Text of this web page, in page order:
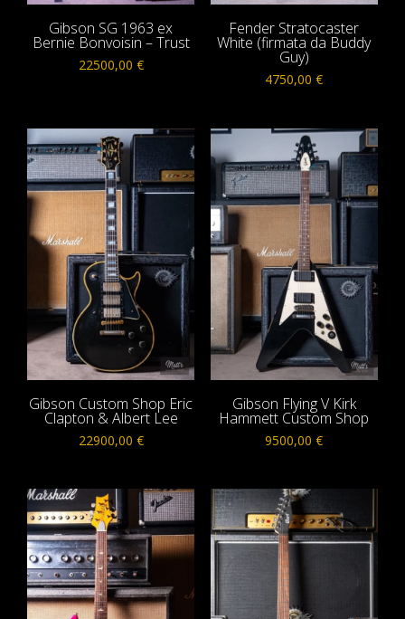
Gibson SG 1963 ex
Bernie Bonvoisin – Trust
22500,00 €
Fender Stratocaster
White (firmata da Buddy
Guy)
4750,00€
Gibson Custom Shop Eric
Clapton & Albert Lee
22900,00 €
Gibson Flying V Kirk
Hammett Custom Shop
9500,00€